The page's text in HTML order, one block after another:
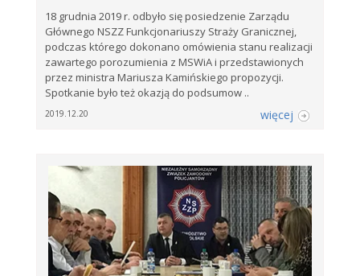
18 grudnia 2019 r. odbyło się posiedzenie Zarządu
Głównego NSZZ Funkcjonariuszy Straży Granicznej,
podczas którego dokonano omówienia stanu realizacji
zawartego porozumienia z MSWiA i przedstawionych
przez ministra Mariusza Kamińskiego propozycji.
Spotkanie było też okazją do podsumow ..
2019.12.20 więcej